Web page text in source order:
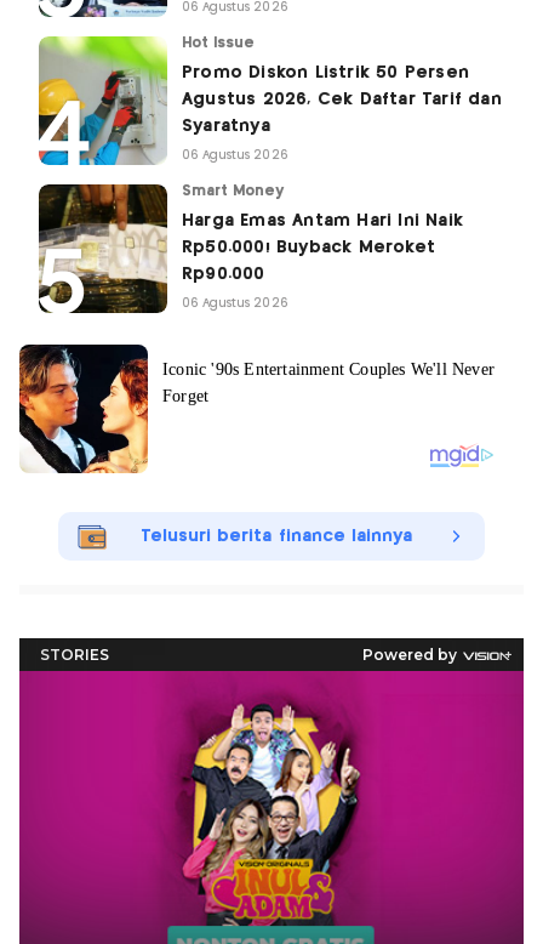
06 Agustus 2026
Hot Issue
Promo Diskon Listrik 50 Persen
Agustus 2026, Cek Daftar Tarif dan
Syaratnya
06 Agustus 2026
Smart Money
Harga Emas Antam Hari Ini Naik
Rp50.000! Buyback Meroket
Rp90.000
06 Agustus 2026
Telusuri berita finance lainnya